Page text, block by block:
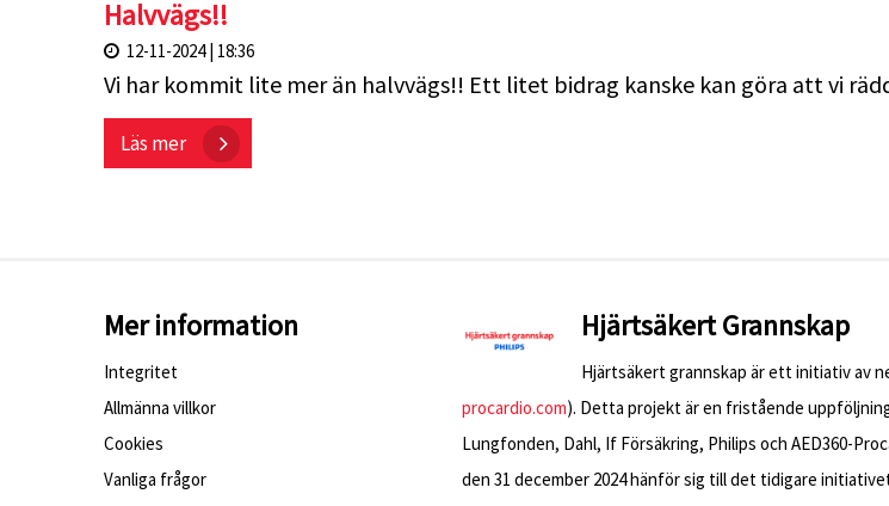
Halvvägs!!
12-11-2024 | 18:36
Vi har kommit lite mer än halvvägs!! Ett litet bidrag kanske kan göra att vi
Läs mer
Mer information
Integritet
Allmänna villkor
Cookies
Vanliga frågor
Hjärtsäkert Grannskap
Hjärtsäkert grannskap är ett initiativ av
procardio.com). Detta projekt är en fristående
Lungfonden, Dahl, If Försäkring, Philips och AED360-
den 31 december 2024 hänför sig till det tidigare